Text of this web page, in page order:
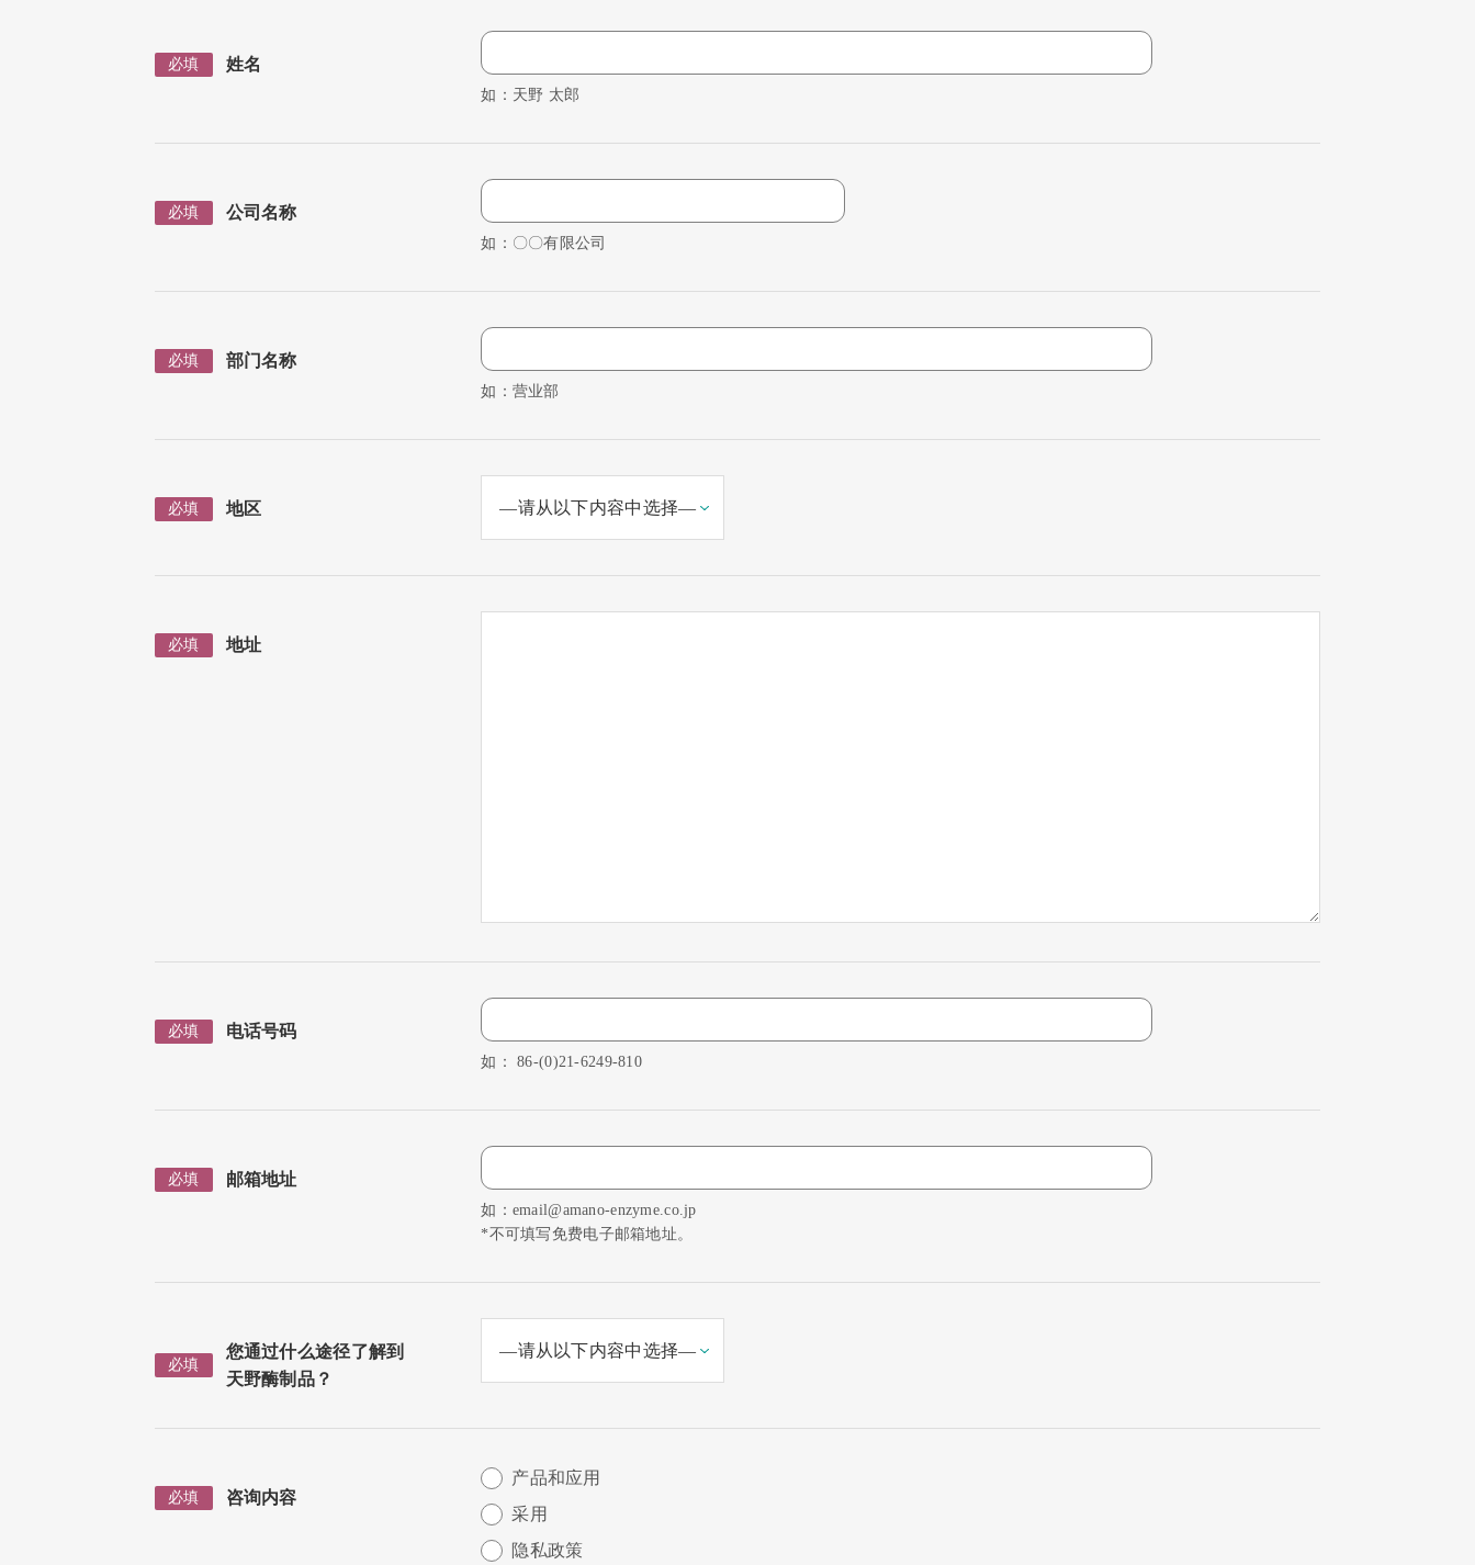
必填 姓名
如：天野 太郎
必填 公司名称
如：〇〇有限公司
必填 部门名称
如：营业部
必填 地区
必填 地址
必填 电话号码
如： 86-(0)21-6249-810
必填 邮箱地址
如：email@amano-enzyme.co.jp
*不可填写免费电子邮箱地址。
必填
您通过什么途径了解到
天野酶制品？
必填 咨询内容
产品和应用
采用
隐私政策